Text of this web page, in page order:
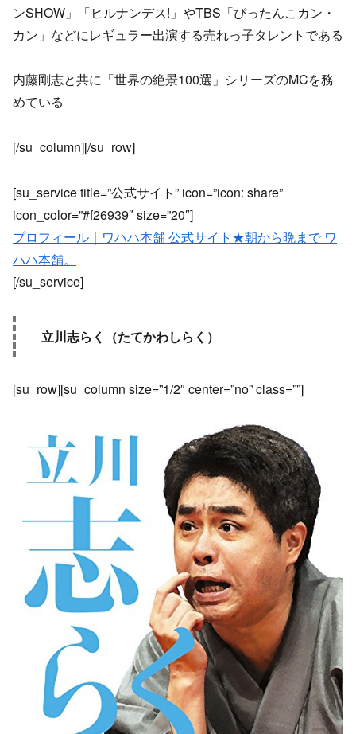
ンSHOW」「ヒルナンデス!」やTBS「ぴったんこカン・
カン」などにレギュラー出演する売れっ子タレントである
内藤剛志と共に「世界の絶景100選」シリーズのMCを務
めている
[/su_column][/su_row]
[su_service title=”公式サイト” icon=”icon: share”
icon_color=”#f26939″ size=”20″]
プロフィール｜ワハハ本舗 公式サイト★朝から晩まで ワ
ハハ本舗。
[/su_service]
立川志らく（たてかわしらく）
[su_row][su_column size=”1/2″ center=”no” class=””]